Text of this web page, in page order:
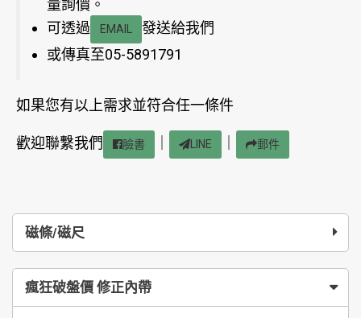
磁條/磁尺
瘋狂破盤價 修正內帶
量詢價。
可透過
EMAIL
發送給我們
或傳真至05-5891791
如果您有以上需求並符合任一條件
歡迎聯繫我們 臉書 LINE 郵件